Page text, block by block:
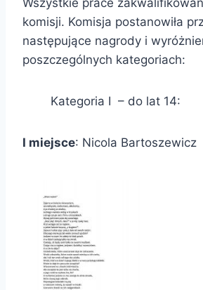
komisji. Komisja postanowiła
następujące nagrody i
poszczególnych kategoriach:
Kategoria I – do lat 14:
I miejsce: Nicola Bartoszewicz